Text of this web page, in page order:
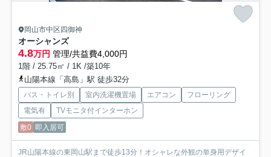
岡山市中区四御神
オーシャンズ
4.8万円 管理/共益費4,000円
1階 / 25.75㎡ / 1K /築10年
山陽本線「高島」駅 徒歩32分
バス・トイレ別 室内洗濯機置場 エアコン
フローリング
電気有
TVモニタ付インターホン
敷0 即入居可
JR山陽本線の東岡山駅まで徒歩13分！オシャレな外観の単身用デザイ